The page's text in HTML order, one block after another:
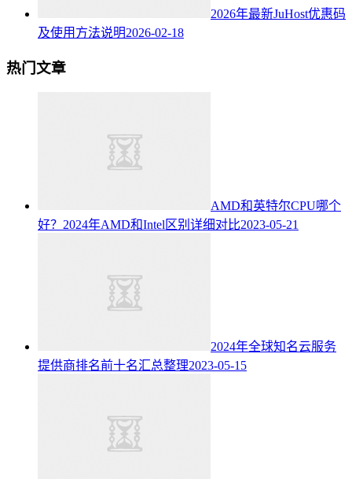
2026年最新JuHost优惠码
及使用方法说明2026-02-18
热门文章
AMD和英特尔CPU哪个
好？2024年AMD和Intel区别详细对比2023-05-21
2024年全球知名云服务
提供商排名前十名汇总整理2023-05-15